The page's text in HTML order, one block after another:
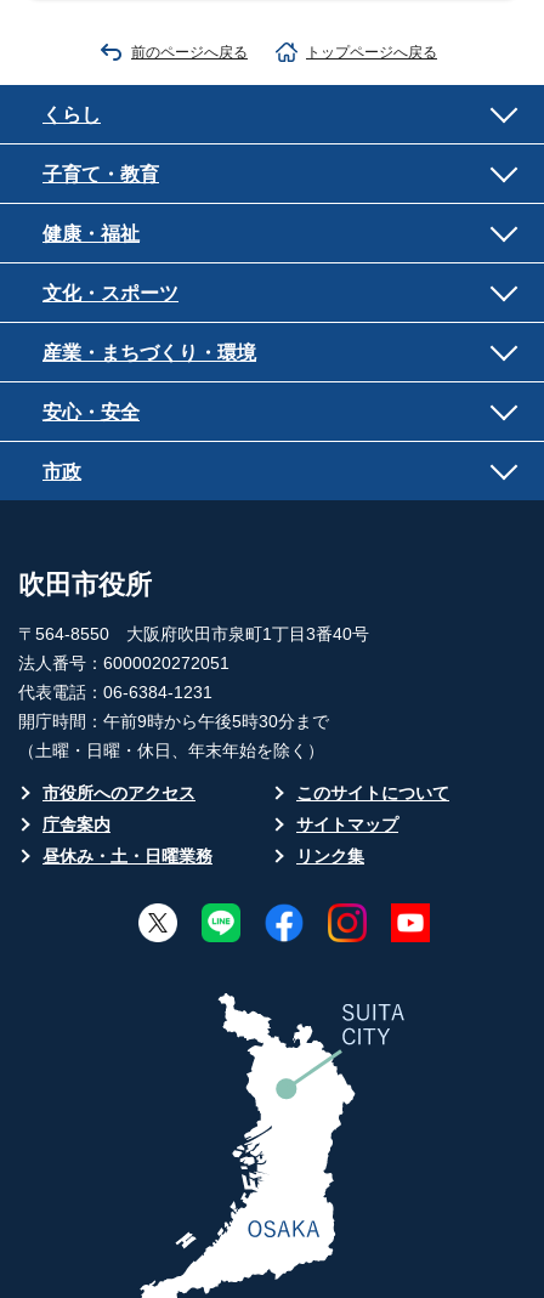
前のページへ戻る トップページへ戻る
くらし
子育て・教育
健康・福祉
文化・スポーツ
産業・まちづくり・環境
安心・安全
市政
吹田市役所
〒564-8550 大阪府吹田市泉町1丁目3番40号
法人番号：6000020272051
代表電話：06-6384-1231
開庁時間：午前9時から午後5時30分まで
（土曜・日曜・休日、年末年始を除く）
市役所へのアクセス
このサイトについて
庁舎案内
サイトマップ
昼休み・土・日曜業務
リンク集